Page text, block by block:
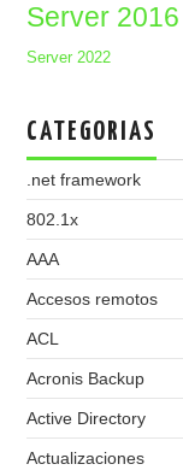
Server 2016
Server 2022
CATEGORIAS
.net framework
802.1x
AAA
Accesos remotos
ACL
Acronis Backup
Active Directory
Actualizaciones